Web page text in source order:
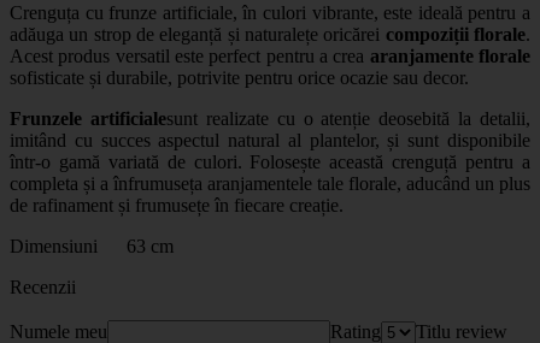
Crenguța cu frunze artificiale, în culori vibrante, este ideală pentru a
adăuga un strop de eleganță și naturalețe oricărei compoziții florale.
Acest produs versatil este perfect pentru a crea aranjamente florale
sofisticate și durabile, potrivite pentru orice ocazie sau decor.
Frunzele artificialesunt realizate cu o atenție deosebită la detalii,
imitând cu succes aspectul natural al plantelor, și sunt disponibile
într-o gamă variată de culori. Folosește această crenguță pentru a
completa și a înfrumuseța aranjamentele tale florale, aducând un plus
de rafinament și frumusețe în fiecare creație.
Dimensiuni 63 cm
Recenzii
Numele meu Rating Titlu review